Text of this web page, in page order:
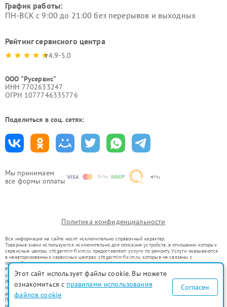
Мы принимаем
все формы оплаты
График работы:
ПН-ВСК с 9:00 до 21:00 без перерывов и выходных
Рейтинг сервисного центра
4.9-5.0
ООО "Русервис"
ИНН 7702633247
ОГРН 1077746335776
Поделиться в соц. сетях:
Политика конфиденциальности
Вся информация на сайте носит исключительно справочный характер.
Товарные знаки используются исключительно для описания устройств, в отношении которых
сервисные центры cht.garmin-fixim.ru предоставляют услуги по ремонту. Услуги оказываются
в неавторизованных сервисных центрах cht.garmin-fixim.ru, которые не связаны с
правообладателями товарных знаков или их официальными представителями.
Ремонт осуществляется для устройств, уже введенных в гражданский оборот в соответствии
со статьей 1487 ГК РФ.
Использование товарных знаков не преследует цели индивидуализации услуг или введения
потребителей в заблуждение, а служит для информирования о предоставляемых услугах по
ремонту техники указанных брендов.
Представленная на сайте информация не является публичной офертой, определяемой
Этот сайт использует файлы cookie. Вы можете
ознакомиться с правилами использования
файлов cookie
Согласен